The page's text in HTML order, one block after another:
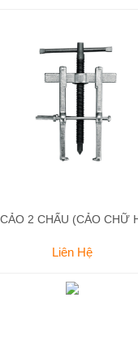
CẢO 2 CHẤU (CẢO CHỮ
Liên Hệ